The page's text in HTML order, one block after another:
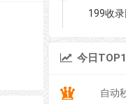
199收录
今日